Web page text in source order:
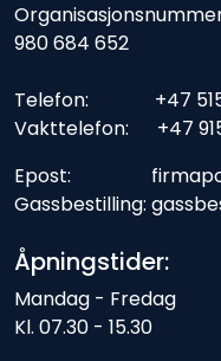
980 684 652
Telefon: +47
Vakttelefon: +47
Epost:
Gassbestilling:
Åpningstider:
Mandag - Fredag
Kl. 07.30 - 15.30